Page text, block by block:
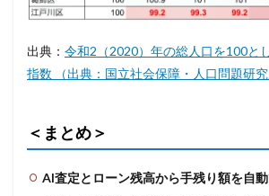
出典： 令和2（2020）年の総人口を100と
指数 （出典：国立社会保障・人口問題研究
＜まとめ＞
AI査定とローン残高から手残り額を自